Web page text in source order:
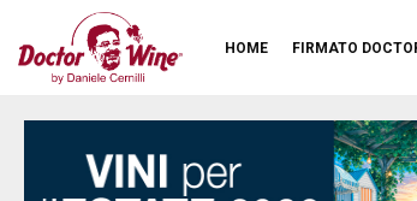
HOME FIRMATO